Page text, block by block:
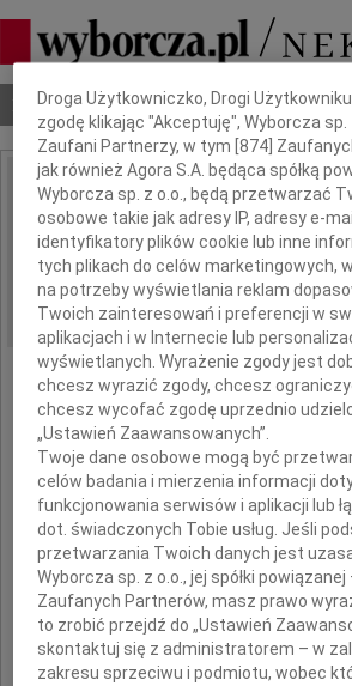
Nekrologi Odeszli Poradnik
IMIĘ I NAZWISKO: Lubomira
REGION: Bydgoszcz
DATA EMISJI: 16.11.2011
Pokój Ci
Gdzie ból nie
Gdzie
Pokój
Z ogromnym bólem
zasnęła w Bogu
Dbamy o Twoją prywatność
Droga Użytkowniczko, Drogi
zgodę klikając "Akceptuję", Wyborcza sp.
Zaufani Partnerzy, w tym [874 ]
jak również Agora S.A. będąca spółką
Wyborcza sp. z o.o., będą przetwarzać
osobowe takie jak adresy IP, adresy e-
identyfikatory plików cookie lub inne
tych plikach do celów marketingowych,
na potrzeby wyświetlania reklam
Twoich zainteresowań i preferencji w
aplikacjach i w Internecie lub
wyświetlanych. Wyrażenie zgody jest
chcesz wyrazić zgody, chcesz
chcesz wycofać zgodę uprzednio
„Ustawień Zaawansowanych”.
Twoje dane osobowe mogą być
celów badania i mierzenia informacji
funkcjonowania serwisów i aplikacji lub
dot. świadczonych Tobie usług. Jeśli
przetwarzania Twoich danych jest
Wyborcza sp. z o.o., jej spółki powiązanej
Zaufanych Partnerów, masz prawo
to zrobić przejdź do „Ustawień
skontaktuj się z administratorem – w
zakresu sprzeciwu i podmiotu, wobec